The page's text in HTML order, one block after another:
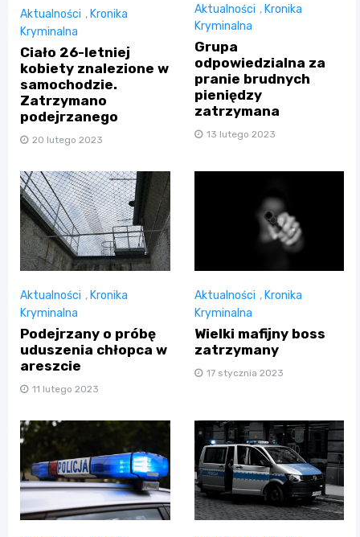
Aktualności , Kronika
Kryminalna
Ciało 26-letniej
kobiety znalezione w
samochodzie.
Zatrzymano
podejrzanego
20 lutego 2023
Aktualności , Kronika
Kryminalna
Grupa
odpowiedzialna za
pranie brudnych
pieniędzy
zatrzymana
13 lutego 2023
Aktualności , Kronika
Kryminalna
Podejrzany o próbę
uduszenia chłopca w
areszcie
11 lutego 2023
Aktualności , Kronika
Kryminalna
Wielki mafijny boss
zatrzymany
17 stycznia 2023